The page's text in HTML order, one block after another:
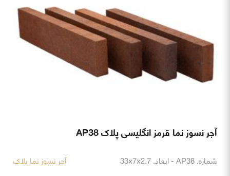
آجر نسوز نما قرمز انگلیسی پلاک AP38
شماره. AP38 - ابعاد. 33x7x2.7 آجر نسوز نما پلاک